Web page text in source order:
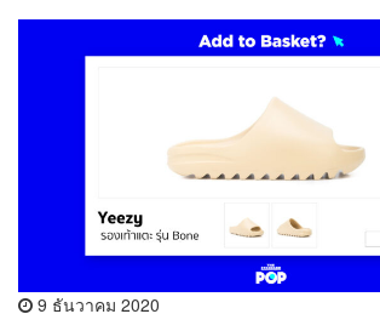
9 ธันวาคม 2020